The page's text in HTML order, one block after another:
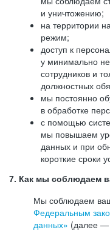
и уничтожению;
на территории
режим;
доступ к
у минимально
сотрудников и
должностных
мы постоянно
в обработке
с помощью
мы повышаем
данных и при
короткие сроки
7. Как мы соблюдаем
Мы соблюдаем
Федеральным
данных» (далее —